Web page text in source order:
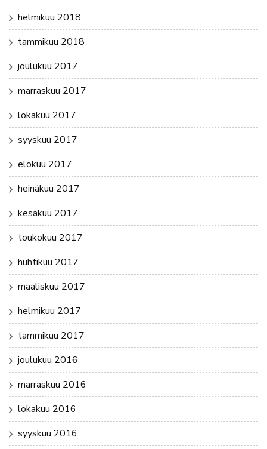
helmikuu 2018
tammikuu 2018
joulukuu 2017
marraskuu 2017
lokakuu 2017
syyskuu 2017
elokuu 2017
heinäkuu 2017
kesäkuu 2017
toukokuu 2017
huhtikuu 2017
maaliskuu 2017
helmikuu 2017
tammikuu 2017
joulukuu 2016
marraskuu 2016
lokakuu 2016
syyskuu 2016